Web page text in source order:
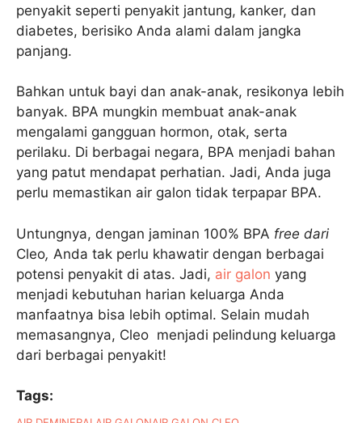
penyakit seperti penyakit jantung, kanker, dan
diabetes, berisiko Anda alami dalam jangka
panjang.
Bahkan untuk bayi dan anak-anak, resikonya lebih
banyak. BPA mungkin membuat anak-anak
mengalami gangguan hormon, otak, serta
perilaku. Di berbagai negara, BPA menjadi bahan
yang patut mendapat perhatian. Jadi, Anda juga
perlu memastikan air galon tidak terpapar BPA.
Untungnya, dengan jaminan 100% BPA free dari
Cleo, Anda tak perlu khawatir dengan berbagai
potensi penyakit di atas. Jadi, air galon yang
menjadi kebutuhan harian keluarga Anda
manfaatnya bisa lebih optimal. Selain mudah
memasangnya, Cleo menjadi pelindung keluarga
dari berbagai penyakit!
Tags: